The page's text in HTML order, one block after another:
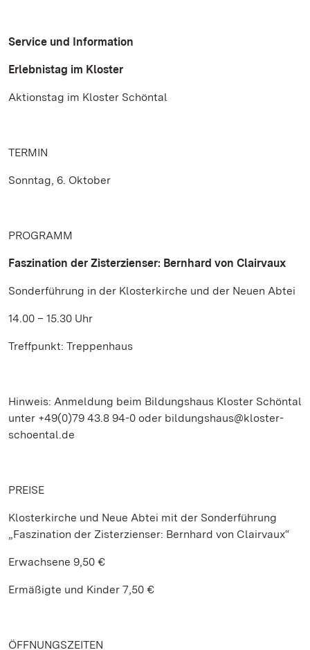
Service und Information
Erlebnistag im Kloster
Aktionstag im Kloster Schöntal
TERMIN
Sonntag, 6. Oktober
PROGRAMM
Faszination der Zisterzienser: Bernhard von Clairvaux
Sonderführung in der Klosterkirche und der Neuen Abtei
14.00 – 15.30 Uhr
Treffpunkt: Treppenhaus
Hinweis: Anmeldung beim Bildungshaus Kloster Schöntal
unter +49(0)79 43.8 94-0 oder bildungshaus@kloster-
schoental.de
PREISE
Klosterkirche und Neue Abtei mit der Sonderführung
„Faszination der Zisterzienser: Bernhard von Clairvaux“
Erwachsene 9,50 €
Ermäßigte und Kinder 7,50 €
ÖFFNUNGSZEITEN